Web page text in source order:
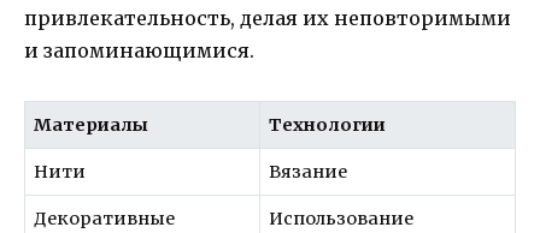
привлекательность, делая их неповторимыми
и запоминающимися.
Материалы Технологии
Нити Вязание
Декоративные
Использование